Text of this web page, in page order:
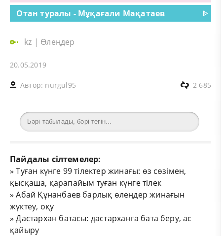
Отан туралы - Мұқағали Мақатаев
ᐈ
kz | Өлеңдер
20.05.2019
Автор: nurgul95 2 685
Пайдалы сілтемелер:
»Туған күнге 99 тілектер жинағы: өз сөзімен,
қысқаша, қарапайым туған күнге тілек
»Абай Құнанбаев барлық өлеңдер жинағын
жүктеу, оқу
»Дастархан батасы: дастарханға бата беру, ас
қайыру